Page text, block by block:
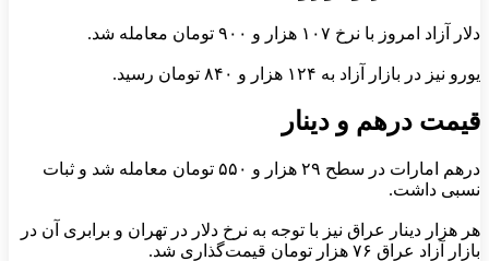
دلار آزاد امروز با نرخ ۱۰۷ هزار و ۹۰۰ تومان معامله شد.
یورو نیز در بازار آزاد به ۱۲۴ هزار و ۸۴۰ تومان رسید.
قیمت درهم و دینار
درهم امارات در سطح ۲۹ هزار و ۵۵۰ تومان معامله شد و ثبات
نسبی داشت.
هر هزار دینار عراق نیز با توجه به نرخ دلار در تهران و برابری آن در
بازار آزاد عراق ۷۶ هزار تومان قیمت‌گذاری شد.